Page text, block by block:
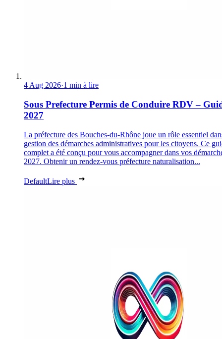
4 Aug 2026·1 min à lire
Sous Prefecture Permis de Conduire RDV –
2027
La préfecture des Bouches-du-Rhône joue un rôle essentiel
gestion des démarches administratives pour les citoyens. Ce
complet a été conçu pour vous accompagner dans vos
2027. Obtenir un rendez-vous préfecture naturalisation...
DefaultLire plus